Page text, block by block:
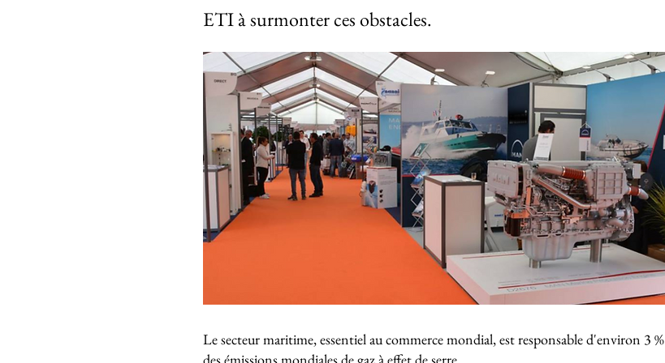
ETI à surmonter ces obstacles.
Le secteur maritime, essentiel au commerce mondial, est responsable d'environ 3 %